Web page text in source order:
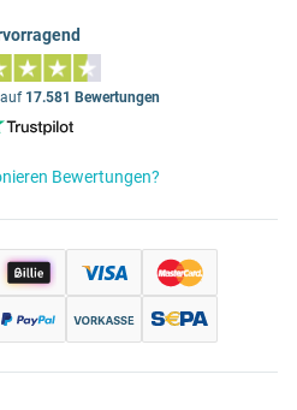
17.581 Bewertungen
Bewertungen?